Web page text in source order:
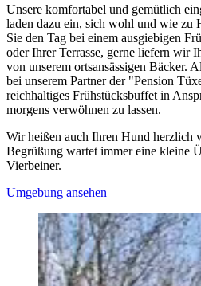
Unsere komfortabel und gemütlich
laden dazu ein, sich wohl und wie zu
Sie den Tag bei einem ausgiebigen
oder Ihrer Terrasse, gerne liefern wir
von unserem ortsansässigen Bäcker.
bei unserem Partner der "Pension
reichhaltiges Frühstücksbuffet in
morgens verwöhnen zu lassen.
Wir heißen auch Ihren Hund herzlich
Begrüßung wartet immer eine kleine
Vierbeiner.
Umgebung ansehen